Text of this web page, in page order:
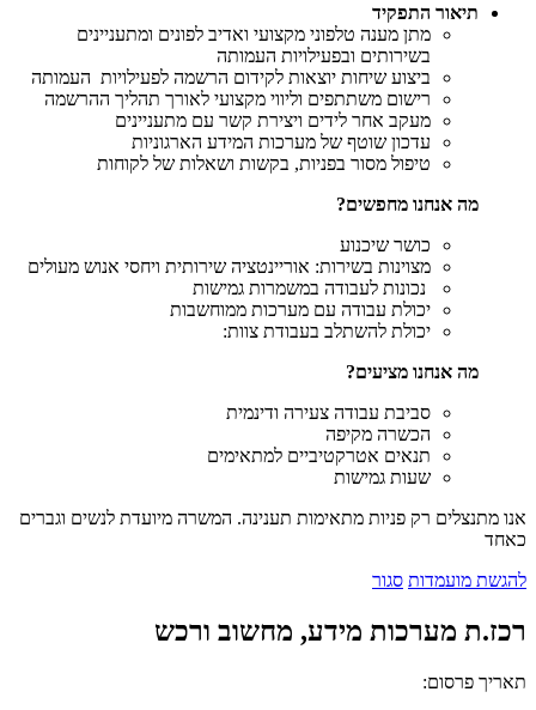
תיאור התפקיד
מתן מענה טלפוני מקצועי ואדיב לפונים ומתעניינים
בשירותים ובפעילויות העמותה
ביצוע שיחות יוצאות לקידום הרשמה לפעילויות העמותה
רישום משתתפים וליווי מקצועי לאורך תהליך ההרשמה
מעקב אחר לידים ויצירת קשר עם מתעניינים
עדכון שוטף של מערכות המידע הארגוניות
טיפול מסור בפניות, בקשות ושאלות של לקוחות
מה אנחנו מחפשים?
כושר שיכנוע
מצוינות בשירות: אוריינטציה שירותית ויחסי אנוש מעולים
נכונות לעבודה במשמרות גמישות
יכולת עבודה עם מערכות ממוחשבות
יכולת להשתלב בעבודת צוות:
מה אנחנו מציעים?
סביבת עבודה צעירה ודינמית
הכשרה מקיפה
תנאים אטרקטיביים למתאימים
שעות גמישות
אנו מתנצלים רק פניות מתאימות תענינה. המשרה מיועדת לנשים וגברים
כאחד
להגשת מועמדות סגור
רכז.ת מערכות מידע, מחשוב ורכש
תאריך פרסום: